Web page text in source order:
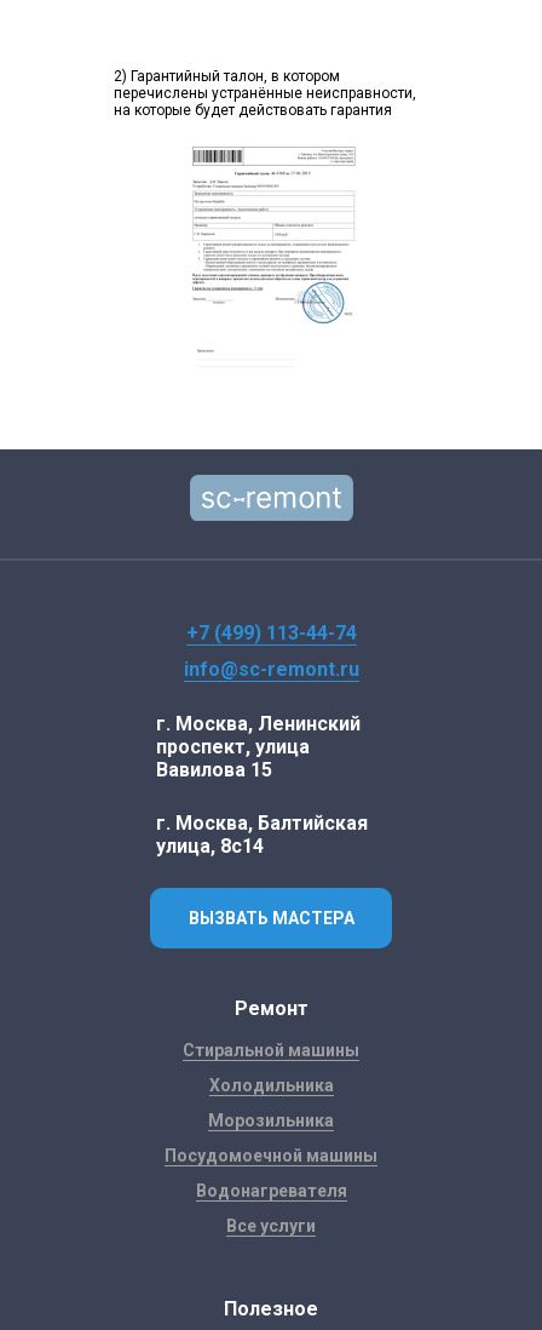
2) Гарантийный талон, в котором
перечислены устранённые неисправности,
на которые будет действовать гарантия
+7 (499) 113-44-74
info@sc-remont.ru
г. Москва, Ленинский
проспект, улица
Вавилова 15
г. Москва, Балтийская
улица, 8с14
ВЫЗВАТЬ МАСТЕРА
Ремонт
Стиральной машины
Холодильника
Морозильника
Посудомоечной машины
Водонагревателя
Все услуги
Полезное